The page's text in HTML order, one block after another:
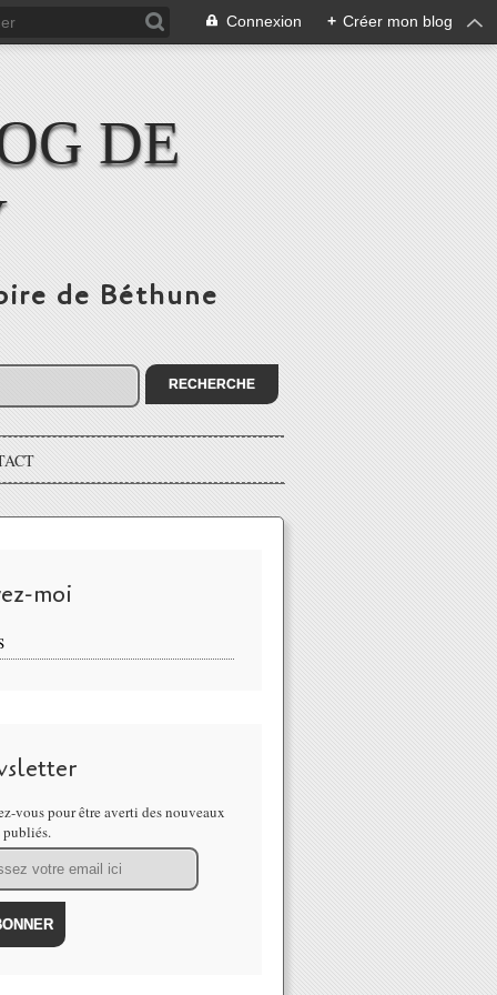
Connexion + Créer mon blog
DE
de Béthune
moi
vous pour être averti des nouveaux